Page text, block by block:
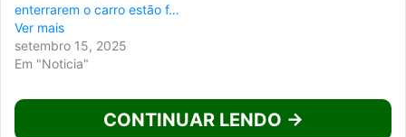
enterrarem o carro estão f…
Ver mais
setembro 15, 2025
Em "Noticia"
CONTINUAR LENDO →